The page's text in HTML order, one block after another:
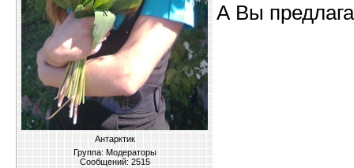
Антарктик
Группа: Модераторы
Сообщений: 2515
А Вы